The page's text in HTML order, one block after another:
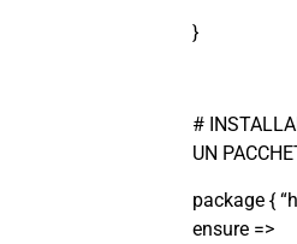
}
#
UN
package {
ensure =>